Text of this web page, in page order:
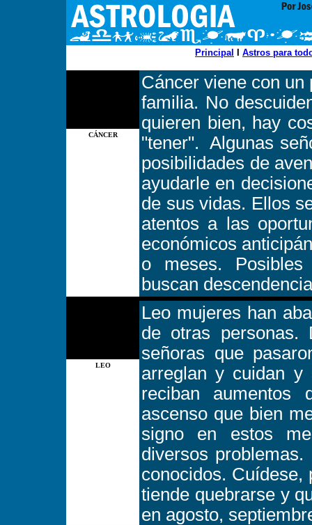
Principal Astros para
Cáncer viene con
familia. No
quieren bien, hay
"tener". Algunas
posibilidades de
ayudarle en
de sus vidas. Ellos
atentos a las
económicos
o meses.
buscan
CÁNCER
Leo mujeres han
de otras personas.
señoras que
arreglan y cuidan y
reciban
ascenso que bien
signo en estos
diversos
conocidos. Cuídese,
tiende quebrarse y
en agosto,
LEO